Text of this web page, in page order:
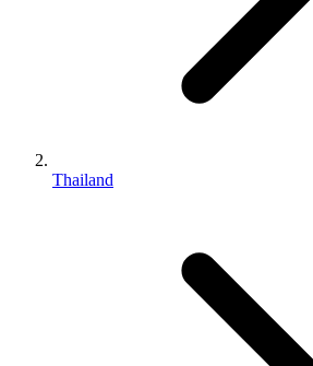
Thailand